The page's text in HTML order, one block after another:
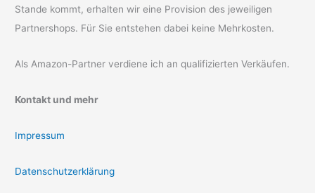
Stande kommt, erhalten wir eine Provision des jeweiligen
Partnershops. Für Sie entstehen dabei keine Mehrkosten.
Als Amazon-Partner verdiene ich an qualifizierten Verkäufen.
Kontakt und mehr
Impressum
Datenschutzerklärung